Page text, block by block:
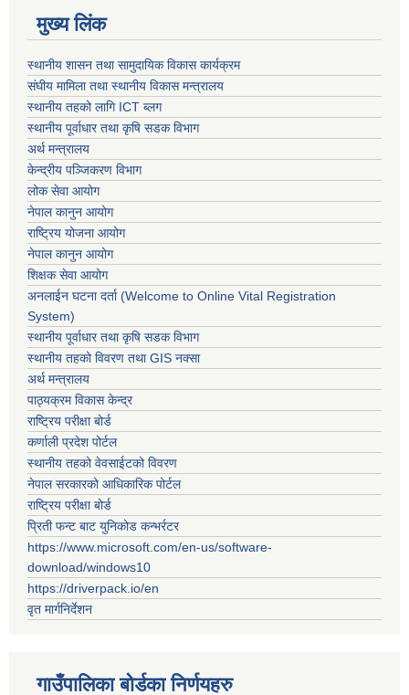
मुख्य लिंक
स्थानीय शासन तथा सामुदायिक विकास कार्यक्रम
संघीय मामिला तथा स्थानीय विकास मन्त्रालय
स्थानीय तहको लागि ICT ब्लग
स्थानीय पूर्वाधार तथा कृषि सडक विभाग
अर्थ मन्त्रालय
केन्द्रीय पञ्जिकरण विभाग
लोक सेवा आयोग
नेपाल कानुन आयोग
राष्ट्रिय योजना आयोग
नेपाल कानुन आयोग
शिक्षक सेवा आयोग
अनलाईन घटना दर्ता (Welcome to Online Vital Registration
System)
स्थानीय पूर्वाधार तथा कृषि सडक विभाग
स्थानीय तहको विवरण तथा GIS नक्सा
अर्थ मन्त्रालय
पाठ्यक्रम विकास केन्द्र
राष्ट्रिय परीक्षा बोर्ड
कर्णाली प्रदेश पोर्टल
स्थानीय तहको वेवसाईटको विवरण
नेपाल सरकारको आधिकारिक पोर्टल
राष्ट्रिय परीक्षा बोर्ड
प्रिती फन्ट बाट युनिकोड कन्भर्रटर
https://www.microsoft.com/en-us/software-
download/windows10
https://driverpack.io/en
वृत मार्गनिर्देशन
गाउँपालिका बोर्डका निर्णयहरु